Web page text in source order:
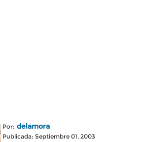
Por: delamora
Publicada: Septiembre 01, 2003